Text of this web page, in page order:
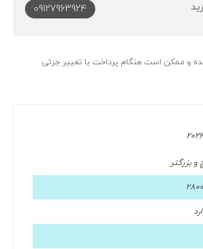
09127963924
و ممکن است هنگام پرداخت با تغییر جزئی